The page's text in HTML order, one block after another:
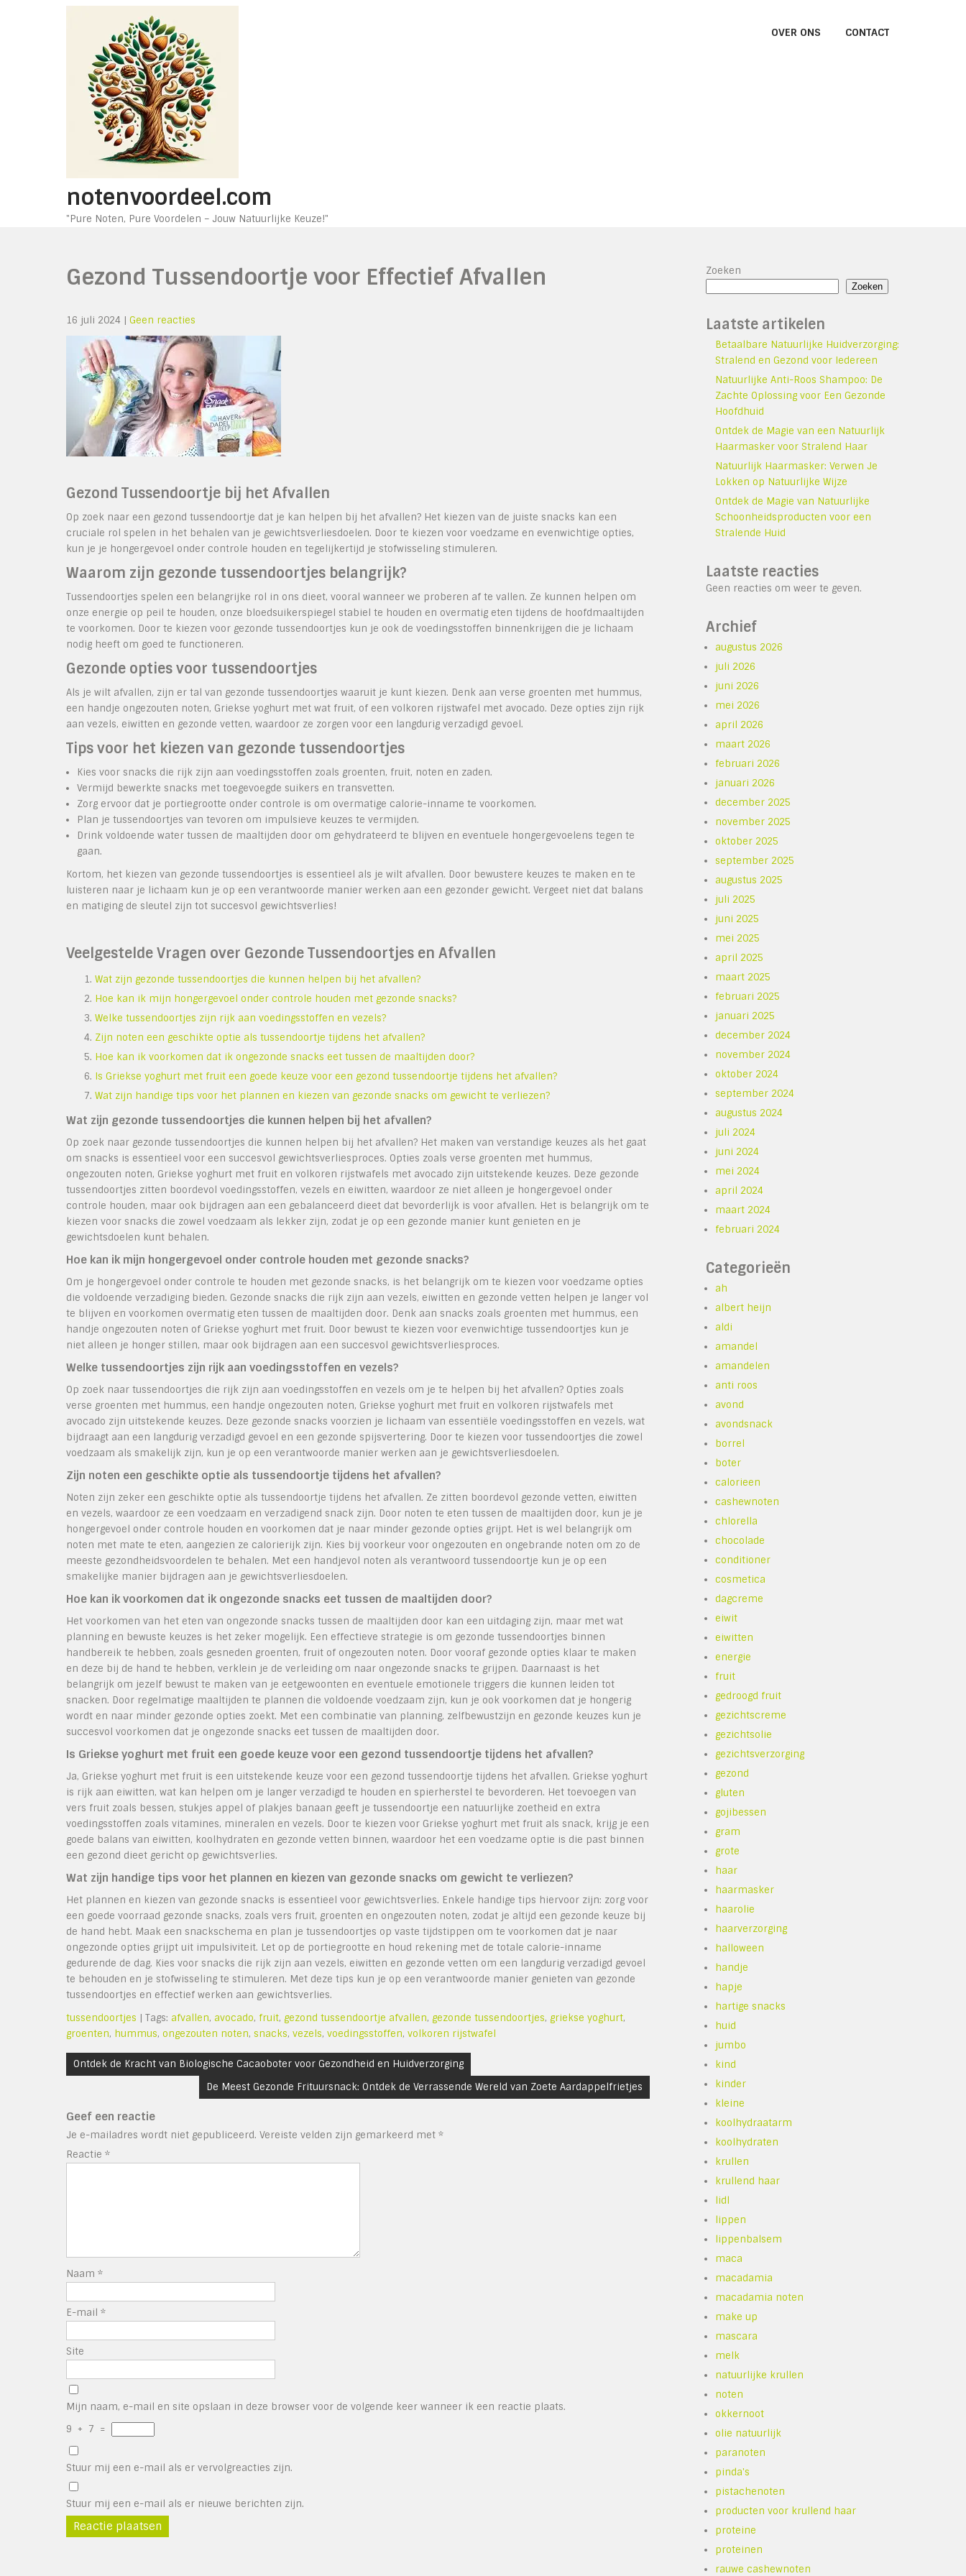
notenvoordeel.com
"Pure Noten, Pure Voordelen – Jouw Natuurlijke Keuze!"
OVER ONS CONTACT
Gezond Tussendoortje voor Effectief Afvallen
16 juli 2024 | Geen reacties
Gezond Tussendoortje bij het Afvallen
Op zoek naar een gezond tussendoortje dat je kan helpen bij het afvallen? Het kiezen van de juiste snacks kan een
cruciale rol spelen in het behalen van je gewichtsverliesdoelen. Door te kiezen voor voedzame en evenwichtige opties,
kun je je hongergevoel onder controle houden en tegelijkertijd je stofwisseling stimuleren.
Waarom zijn gezonde tussendoortjes belangrijk?
Tussendoortjes spelen een belangrijke rol in ons dieet, vooral wanneer we proberen af te vallen. Ze kunnen helpen om
onze energie op peil te houden, onze bloedsuikerspiegel stabiel te houden en overmatig eten tijdens de hoofdmaaltijden
te voorkomen. Door te kiezen voor gezonde tussendoortjes kun je ook de voedingsstoffen binnenkrijgen die je lichaam
nodig heeft om goed te functioneren.
Gezonde opties voor tussendoortjes
Als je wilt afvallen, zijn er tal van gezonde tussendoortjes waaruit je kunt kiezen. Denk aan verse groenten met hummus,
een handje ongezouten noten, Griekse yoghurt met wat fruit, of een volkoren rijstwafel met avocado. Deze opties zijn rijk
aan vezels, eiwitten en gezonde vetten, waardoor ze zorgen voor een langdurig verzadigd gevoel.
Tips voor het kiezen van gezonde tussendoortjes
Kies voor snacks die rijk zijn aan voedingsstoffen zoals groenten, fruit, noten en zaden.
Vermijd bewerkte snacks met toegevoegde suikers en transvetten.
Zorg ervoor dat je portiegrootte onder controle is om overmatige calorie-inname te voorkomen.
Plan je tussendoortjes van tevoren om impulsieve keuzes te vermijden.
Drink voldoende water tussen de maaltijden door om gehydrateerd te blijven en eventuele hongergevoelens tegen te
gaan.
Kortom, het kiezen van gezonde tussendoortjes is essentieel als je wilt afvallen. Door bewustere keuzes te maken en te
luisteren naar je lichaam kun je op een verantwoorde manier werken aan een gezonder gewicht. Vergeet niet dat balans
en matiging de sleutel zijn tot succesvol gewichtsverlies!
Veelgestelde Vragen over Gezonde Tussendoortjes en Afvallen
Wat zijn gezonde tussendoortjes die kunnen helpen bij het afvallen?
Hoe kan ik mijn hongergevoel onder controle houden met gezonde snacks?
Welke tussendoortjes zijn rijk aan voedingsstoffen en vezels?
Zijn noten een geschikte optie als tussendoortje tijdens het afvallen?
Hoe kan ik voorkomen dat ik ongezonde snacks eet tussen de maaltijden door?
Is Griekse yoghurt met fruit een goede keuze voor een gezond tussendoortje tijdens het afvallen?
Wat zijn handige tips voor het plannen en kiezen van gezonde snacks om gewicht te verliezen?
Wat zijn gezonde tussendoortjes die kunnen helpen bij het afvallen?
Op zoek naar gezonde tussendoortjes die kunnen helpen bij het afvallen? Het maken van verstandige keuzes als het gaat
om snacks is essentieel voor een succesvol gewichtsverliesproces. Opties zoals verse groenten met hummus,
ongezouten noten, Griekse yoghurt met fruit en volkoren rijstwafels met avocado zijn uitstekende keuzes. Deze gezonde
tussendoortjes zitten boordevol voedingsstoffen, vezels en eiwitten, waardoor ze niet alleen je hongergevoel onder
controle houden, maar ook bijdragen aan een gebalanceerd dieet dat bevorderlijk is voor afvallen. Het is belangrijk om te
kiezen voor snacks die zowel voedzaam als lekker zijn, zodat je op een gezonde manier kunt genieten en je
gewichtsdoelen kunt behalen.
Hoe kan ik mijn hongergevoel onder controle houden met gezonde snacks?
Om je hongergevoel onder controle te houden met gezonde snacks, is het belangrijk om te kiezen voor voedzame opties
die voldoende verzadiging bieden. Gezonde snacks die rijk zijn aan vezels, eiwitten en gezonde vetten helpen je langer vol
te blijven en voorkomen overmatig eten tussen de maaltijden door. Denk aan snacks zoals groenten met hummus, een
handje ongezouten noten of Griekse yoghurt met fruit. Door bewust te kiezen voor evenwichtige tussendoortjes kun je
niet alleen je honger stillen, maar ook bijdragen aan een succesvol gewichtsverliesproces.
Welke tussendoortjes zijn rijk aan voedingsstoffen en vezels?
Op zoek naar tussendoortjes die rijk zijn aan voedingsstoffen en vezels om je te helpen bij het afvallen? Opties zoals
verse groenten met hummus, een handje ongezouten noten, Griekse yoghurt met fruit en volkoren rijstwafels met
avocado zijn uitstekende keuzes. Deze gezonde snacks voorzien je lichaam van essentiële voedingsstoffen en vezels, wat
bijdraagt aan een langdurig verzadigd gevoel en een gezonde spijsvertering. Door te kiezen voor tussendoortjes die zowel
voedzaam als smakelijk zijn, kun je op een verantwoorde manier werken aan je gewichtsverliesdoelen.
Zijn noten een geschikte optie als tussendoortje tijdens het afvallen?
Noten zijn zeker een geschikte optie als tussendoortje tijdens het afvallen. Ze zitten boordevol gezonde vetten, eiwitten
en vezels, waardoor ze een voedzaam en verzadigend snack zijn. Door noten te eten tussen de maaltijden door, kun je je
hongergevoel onder controle houden en voorkomen dat je naar minder gezonde opties grijpt. Het is wel belangrijk om
noten met mate te eten, aangezien ze calorierijk zijn. Kies bij voorkeur voor ongezouten en ongebrande noten om zo de
meeste gezondheidsvoordelen te behalen. Met een handjevol noten als verantwoord tussendoortje kun je op een
smakelijke manier bijdragen aan je gewichtsverliesdoelen.
Hoe kan ik voorkomen dat ik ongezonde snacks eet tussen de maaltijden door?
Het voorkomen van het eten van ongezonde snacks tussen de maaltijden door kan een uitdaging zijn, maar met wat
planning en bewuste keuzes is het zeker mogelijk. Een effectieve strategie is om gezonde tussendoortjes binnen
handbereik te hebben, zoals gesneden groenten, fruit of ongezouten noten. Door vooraf gezonde opties klaar te maken
en deze bij de hand te hebben, verklein je de verleiding om naar ongezonde snacks te grijpen. Daarnaast is het
belangrijk om jezelf bewust te maken van je eetgewoonten en eventuele emotionele triggers die kunnen leiden tot
snacken. Door regelmatige maaltijden te plannen die voldoende voedzaam zijn, kun je ook voorkomen dat je hongerig
wordt en naar minder gezonde opties zoekt. Met een combinatie van planning, zelfbewustzijn en gezonde keuzes kun je
succesvol voorkomen dat je ongezonde snacks eet tussen de maaltijden door.
Is Griekse yoghurt met fruit een goede keuze voor een gezond tussendoortje tijdens het afvallen?
Ja, Griekse yoghurt met fruit is een uitstekende keuze voor een gezond tussendoortje tijdens het afvallen. Griekse yoghurt
is rijk aan eiwitten, wat kan helpen om je langer verzadigd te houden en spierherstel te bevorderen. Het toevoegen van
vers fruit zoals bessen, stukjes appel of plakjes banaan geeft je tussendoortje een natuurlijke zoetheid en extra
voedingsstoffen zoals vitamines, mineralen en vezels. Door te kiezen voor Griekse yoghurt met fruit als snack, krijg je een
goede balans van eiwitten, koolhydraten en gezonde vetten binnen, waardoor het een voedzame optie is die past binnen
een gezond dieet gericht op gewichtsverlies.
Wat zijn handige tips voor het plannen en kiezen van gezonde snacks om gewicht te verliezen?
Het plannen en kiezen van gezonde snacks is essentieel voor gewichtsverlies. Enkele handige tips hiervoor zijn: zorg voor
een goede voorraad gezonde snacks, zoals vers fruit, groenten en ongezouten noten, zodat je altijd een gezonde keuze bij
de hand hebt. Maak een snackschema en plan je tussendoortjes op vaste tijdstippen om te voorkomen dat je naar
ongezonde opties grijpt uit impulsiviteit. Let op de portiegrootte en houd rekening met de totale calorie-inname
gedurende de dag. Kies voor snacks die rijk zijn aan vezels, eiwitten en gezonde vetten om een langdurig verzadigd gevoel
te behouden en je stofwisseling te stimuleren. Met deze tips kun je op een verantwoorde manier genieten van gezonde
tussendoortjes en effectief werken aan gewichtsverlies.
tussendoortjes | Tags: afvallen, avocado, fruit, gezond tussendoortje afvallen, gezonde tussendoortjes, griekse yoghurt,
groenten, hummus, ongezouten noten, snacks, vezels, voedingsstoffen, volkoren rijstwafel
Bericht
navigatie
Ontdek de Kracht van Biologische Cacaoboter voor Gezondheid en Huidverzorging
De Meest Gezonde Frituursnack: Ontdek de Verrassende Wereld van Zoete Aardappelfrietjes
Geef een reactie
Je e-mailadres wordt niet gepubliceerd. Vereiste velden zijn gemarkeerd met *
Reactie *
Naam *
E-mail *
Site
Mijn naam, e-mail en site opslaan in deze browser voor de volgende keer wanneer ik een reactie plaats.
9 + 7 =
Stuur mij een e-mail als er vervolgreacties zijn.
Stuur mij een e-mail als er nieuwe berichten zijn.
Zoeken
Zoeken
Laatste artikelen
Betaalbare Natuurlijke Huidverzorging:
Stralend en Gezond voor Iedereen
Natuurlijke Anti-Roos Shampoo: De
Zachte Oplossing voor Een Gezonde
Hoofdhuid
Ontdek de Magie van een Natuurlijk
Haarmasker voor Stralend Haar
Natuurlijk Haarmasker: Verwen Je
Lokken op Natuurlijke Wijze
Ontdek de Magie van Natuurlijke
Schoonheidsproducten voor een
Stralende Huid
Laatste reacties
Geen reacties om weer te geven.
Archief
augustus 2026
juli 2026
juni 2026
mei 2026
april 2026
maart 2026
februari 2026
januari 2026
december 2025
november 2025
oktober 2025
september 2025
augustus 2025
juli 2025
juni 2025
mei 2025
april 2025
maart 2025
februari 2025
januari 2025
december 2024
november 2024
oktober 2024
september 2024
augustus 2024
juli 2024
juni 2024
mei 2024
april 2024
maart 2024
februari 2024
Categorieën
ah
albert heijn
aldi
amandel
amandelen
anti roos
avond
avondsnack
borrel
boter
calorieen
cashewnoten
chlorella
chocolade
conditioner
cosmetica
dagcreme
eiwit
eiwitten
energie
fruit
gedroogd fruit
gezichtscreme
gezichtsolie
gezichtsverzorging
gezond
gluten
gojibessen
gram
grote
haar
haarmasker
haarolie
haarverzorging
halloween
handje
hapje
hartige snacks
huid
jumbo
kind
kinder
kleine
koolhydraatarm
koolhydraten
krullen
krullend haar
lidl
lippen
lippenbalsem
maca
macadamia
macadamia noten
make up
mascara
melk
natuurlijke krullen
noten
okkernoot
olie natuurlijk
paranoten
pinda's
pistachenoten
producten voor krullend haar
proteine
proteinen
rauwe cashewnoten